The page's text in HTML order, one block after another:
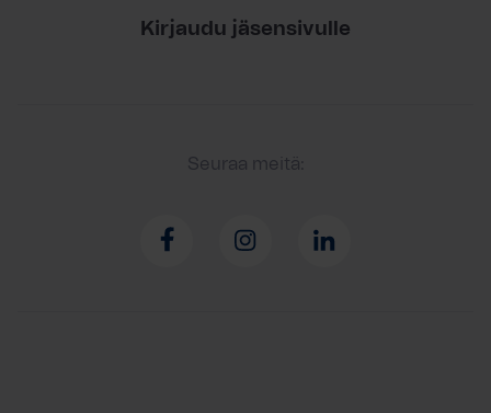
Kirjaudu jäsensivulle
Seuraa meitä: